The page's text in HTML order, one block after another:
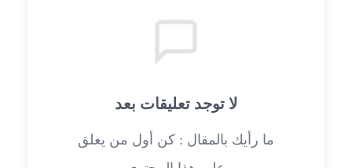
لا توجد تعليقات بعد
ما رأيك بالمقال : كن أول من يعلق